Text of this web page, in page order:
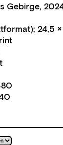
Gebirge,
24,5 ×